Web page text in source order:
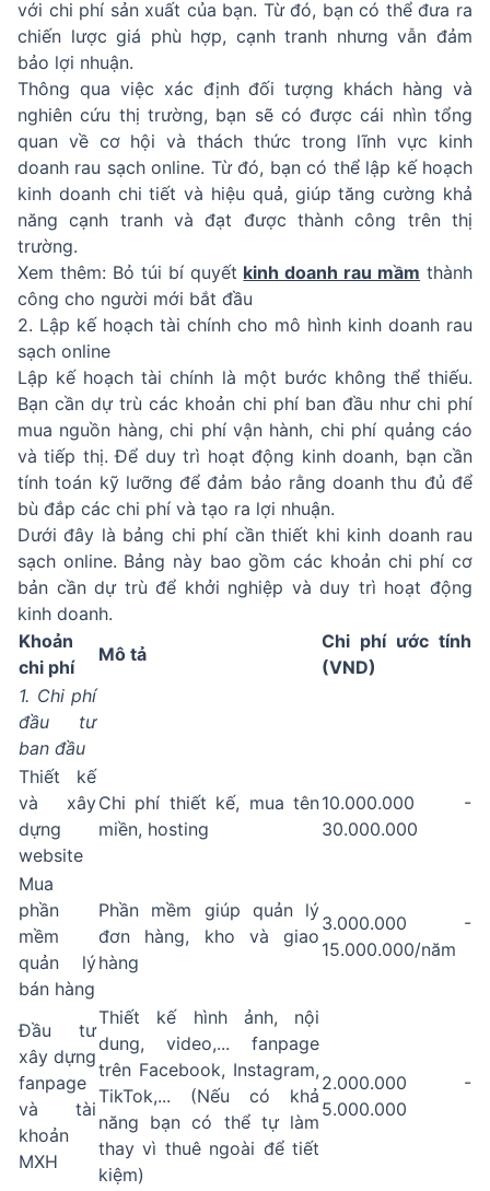
với chi phí sản xuất của bạn. Từ đó, bạn có thể đưa ra
chiến lược giá phù hợp, cạnh tranh nhưng vẫn đảm
bảo lợi nhuận.
Thông qua việc xác định đối tượng khách hàng và
nghiên cứu thị trường, bạn sẽ có được cái nhìn tổng
quan về cơ hội và thách thức trong lĩnh vực kinh
doanh rau sạch online. Từ đó, bạn có thể lập kế hoạch
kinh doanh chi tiết và hiệu quả, giúp tăng cường khả
năng cạnh tranh và đạt được thành công trên thị
trường.
Xem thêm: Bỏ túi bí quyết kinh doanh rau mầm thành
công cho người mới bắt đầu
2. Lập kế hoạch tài chính cho mô hình kinh doanh rau
sạch online
Lập kế hoạch tài chính là một bước không thể thiếu.
Bạn cần dự trù các khoản chi phí ban đầu như chi phí
mua nguồn hàng, chi phí vận hành, chi phí quảng cáo
và tiếp thị. Để duy trì hoạt động kinh doanh, bạn cần
tính toán kỹ lưỡng để đảm bảo rằng doanh thu đủ để
bù đắp các chi phí và tạo ra lợi nhuận.
Dưới đây là bảng chi phí cần thiết khi kinh doanh rau
sạch online. Bảng này bao gồm các khoản chi phí cơ
bản cần dự trù để khởi nghiệp và duy trì hoạt động
kinh doanh.
Khoản
chi phí
Mô tả
Chi phí ước tính
(VND)
1. Chi phí
đầu tư
ban đầu
Thiết kế
và xây
dựng
website
Chi phí thiết kế, mua tên
miền, hosting
10.000.000 -
30.000.000
Mua
phần
mềm
quản lý
bán hàng
Phần mềm giúp quản lý
đơn hàng, kho và giao
hàng
3.000.000 -
15.000.000/năm
Đầu tư
xây dựng
fanpage
và tài
khoản
MXH
Thiết kế hình ảnh, nội
dung, video,... fanpage
trên Facebook, Instagram,
TikTok,... (Nếu có khả
năng bạn có thể tự làm
thay vì thuê ngoài để tiết
kiệm)
2.000.000 -
5.000.000